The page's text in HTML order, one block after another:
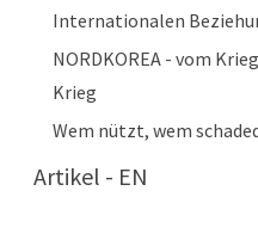
Internationalen
NORDKOREA - vom
Krieg
Wem nützt, wem
Artikel - EN